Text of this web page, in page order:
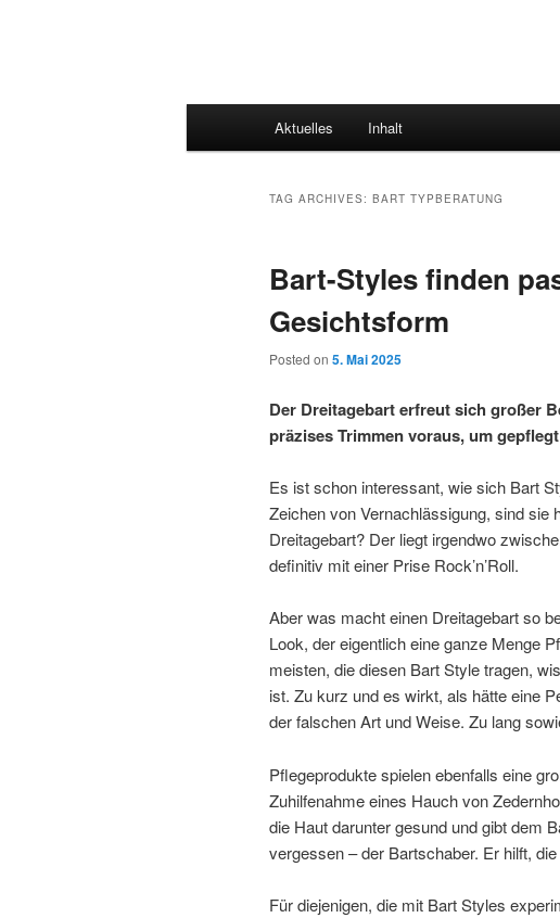
Aktuelles Inhalt
TAG ARCHIVES: BART TYPBERATUNG
Bart-Styles finden
Gesichtsform
Posted on 5. Mai 2025
Der Dreitagebart erfreut sich großer
präzises Trimmen voraus, um
Es ist schon interessant, wie sich Bart
Zeichen von Vernachlässigung, sind sie
Dreitagebart? Der liegt irgendwo
definitiv mit einer Prise Rock’n’Roll.
Aber was macht einen Dreitagebart so
Look, der eigentlich eine ganze Menge
meisten, die diesen Bart Style tragen,
ist. Zu kurz und es wirkt, als hätte eine
der falschen Art und Weise. Zu lang
Pflegeprodukte spielen ebenfalls eine
Zuhilfenahme eines Hauch von
die Haut darunter gesund und gibt dem
vergessen – der Bartschaber. Er hilft,
Für diejenigen, die mit Bart Styles